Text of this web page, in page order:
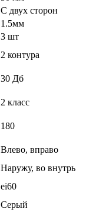
С двух сторон
1.5мм
3 шт
2 контура
30 Дб
2 класс
180
Влево, вправо
Наружу, во внутрь
ei60
Серый